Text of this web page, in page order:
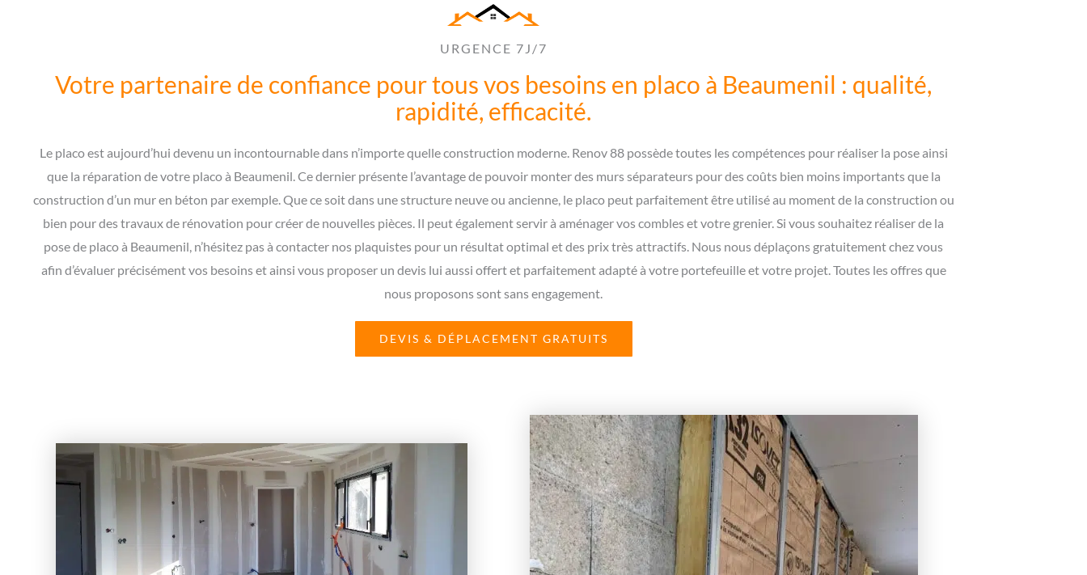
URGENCE 7J/7
Votre partenaire de confiance pour tous vos besoins en placo à Beaumenil : qualité,
rapidité, efficacité.
Le placo est aujourd’hui devenu un incontournable dans n’importe quelle construction moderne. Renov 88 possède toutes les compétences pour réaliser la pose ainsi
que la réparation de votre placo à Beaumenil. Ce dernier présente l’avantage de pouvoir monter des murs séparateurs pour des coûts bien moins importants que la
construction d’un mur en béton par exemple. Que ce soit dans une structure neuve ou ancienne, le placo peut parfaitement être utilisé au moment de la construction ou
bien pour des travaux de rénovation pour créer de nouvelles pièces. Il peut également servir à aménager vos combles et votre grenier. Si vous souhaitez réaliser de la
pose de placo à Beaumenil, n’hésitez pas à contacter nos plaquistes pour un résultat optimal et des prix très attractifs. Nous nous déplaçons gratuitement chez vous
afin d’évaluer précisément vos besoins et ainsi vous proposer un devis lui aussi offert et parfaitement adapté à votre portefeuille et votre projet. Toutes les offres que
nous proposons sont sans engagement.
DEVIS & DÉPLACEMENT GRATUITS